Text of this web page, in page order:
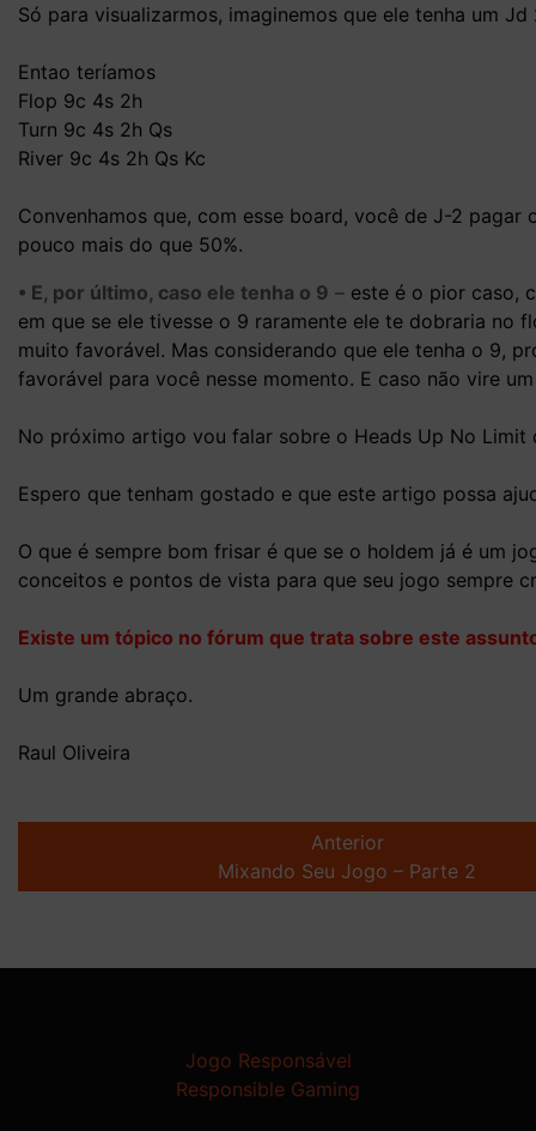
Só para visualizarmos, imaginemos que ele tenha um
Entao teríamos
Flop 9c 4s 2h
Turn 9c 4s 2h Qs
River 9c 4s 2h Qs Kc
Convenhamos que, com esse board, você de J-2
pouco mais do que 50%.
• E, por último, caso ele tenha o 9 – este é o pior caso,
em que se ele tivesse o 9 raramente ele te dobraria
muito favorável. Mas considerando que ele tenha o 9,
favorável para você nesse momento. E caso não vire
No próximo artigo vou falar sobre o Heads Up No
Espero que tenham gostado e que este artigo possa
O que é sempre bom frisar é que se o holdem já é um
conceitos e pontos de vista para que seu jogo sempre
Existe um tópico no fórum que trata sobre este
Um grande abraço.
Raul Oliveira
Anterior
Mixando Seu Jogo – Parte 2
Jogo Responsável
Responsible Gaming